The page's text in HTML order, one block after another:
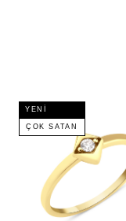
YENI
ÇOK SATAN